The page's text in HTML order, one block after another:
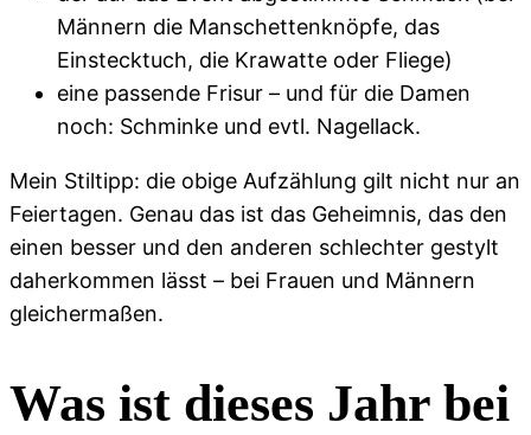
Männern die Manschettenknöpfe, das
Einstecktuch, die Krawatte oder Fliege)
eine passende Frisur – und für die Damen
noch: Schminke und evtl. Nagellack.
Mein Stiltipp: die obige Aufzählung gilt nicht nur an
Feiertagen. Genau das ist das Geheimnis, das den
einen besser und den anderen schlechter gestylt
daherkommen lässt – bei Frauen und Männern
gleichermaßen.
Was ist dieses Jahr bei